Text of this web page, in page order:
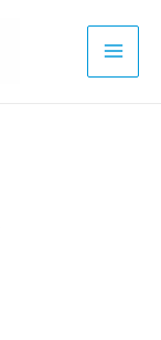
Main